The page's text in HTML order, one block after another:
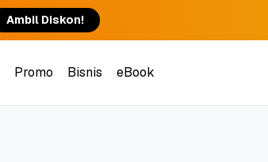
Ambil Diskon!
Promo
Bisnis
eBook